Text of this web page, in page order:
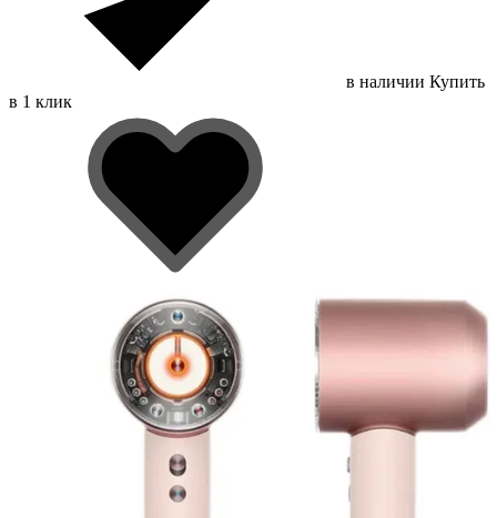
в наличии Купить
в 1 клик